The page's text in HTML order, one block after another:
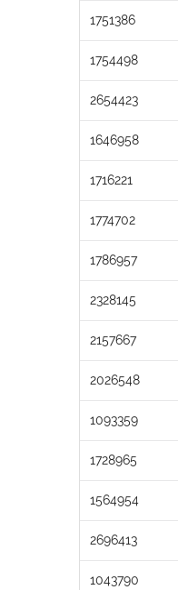
1751386
1754498
2654423
1646958
1716221
1774702
1786957
2328145
2157667
2026548
1093359
1728965
1564954
2696413
1043790